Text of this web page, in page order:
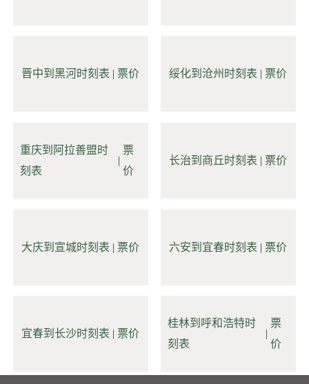
晋中到黑河时刻表 |票价 绥化到沧州时刻表 |票价
重庆到阿拉善盟时
刻表
|
票
价
长治到商丘时刻表 |票价
大庆到宣城时刻表 |票价 六安到宜春时刻表 |票价
宜春到长沙时刻表 |票价
桂林到呼和浩特时
刻表
|
票
价